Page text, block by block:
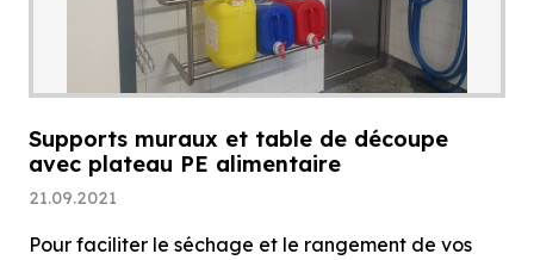
Supports muraux et table de découpe
avec plateau PE alimentaire
21.09.2021
Pour faciliter le séchage et le rangement de vos